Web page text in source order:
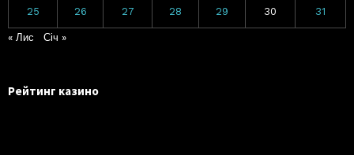
25 26 27 28 29 30 31
« Лис Січ »
Рейтинг казино